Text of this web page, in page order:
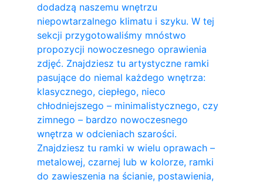
dodadzą naszemu wnętrzu
niepowtarzalnego klimatu i szyku. W tej
sekcji przygotowaliśmy mnóstwo
propozycji nowoczesnego oprawienia
zdjęć. Znajdziesz tu artystyczne ramki
pasujące do niemal każdego wnętrza:
klasycznego, ciepłego, nieco
chłodniejszego – minimalistycznego, czy
zimnego – bardzo nowoczesnego
wnętrza w odcieniach szarości.
Znajdziesz tu ramki w wielu oprawach –
metalowej, czarnej lub w kolorze, ramki
do zawieszenia na ścianie, postawienia,